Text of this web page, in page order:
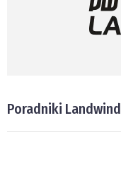
Poradniki Landwind